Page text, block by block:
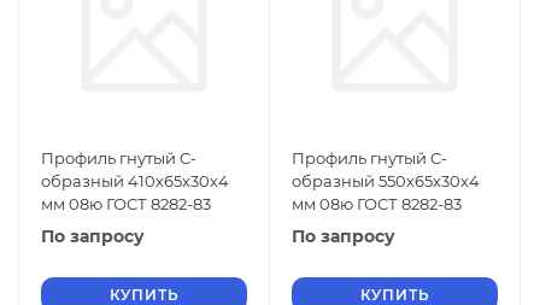
Профиль гнутый C-
образный 410х65х30х4
мм 08ю ГОСТ 8282-83
По запросу
КУПИТЬ
Профиль гнутый C-
образный 550х65х30х4
мм 08ю ГОСТ 8282-83
По запросу
КУПИТЬ